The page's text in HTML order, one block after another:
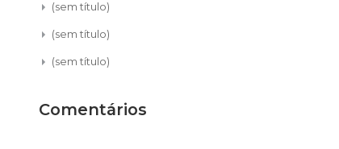
(sem título)
(sem título)
(sem título)
Comentários